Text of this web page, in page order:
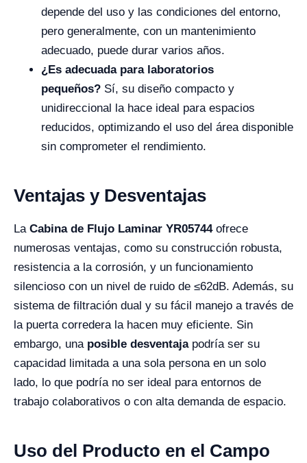
depende del uso y las condiciones del entorno,
pero generalmente, con un mantenimiento
adecuado, puede durar varios años.
¿Es adecuada para laboratorios
pequeños? Sí, su diseño compacto y
unidireccional la hace ideal para espacios
reducidos, optimizando el uso del área disponible
sin comprometer el rendimiento.
Ventajas y Desventajas
La Cabina de Flujo Laminar YR05744ofrece
numerosas ventajas, como su construcción robusta,
resistencia a la corrosión, y un funcionamiento
silencioso con un nivel de ruido de ≤62dB. Además, su
sistema de filtración dual y su fácil manejo a través de
la puerta corredera la hacen muy eficiente. Sin
embargo, una posible desventajapodría ser su
capacidad limitada a una sola persona en un solo
lado, lo que podría no ser ideal para entornos de
trabajo colaborativos o con alta demanda de espacio.
Uso del Producto en el Campo